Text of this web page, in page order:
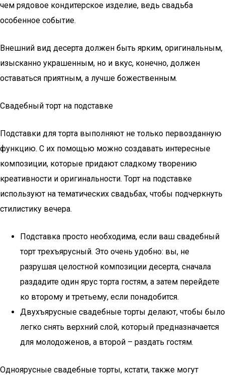
чем рядовое кондитерское изделие, ведь свадьба
особенное событие.
Внешний вид десерта должен быть ярким, оригинальным,
изысканно украшенным, но и вкус, конечно, должен
оставаться приятным, а лучше божественным.
Свадебный торт на подставке
Подставки для торта выполняют не только первозданную
функцию. С их помощью можно создавать интересные
композиции, которые придают сладкому творению
креативности и оригинальности. Торт на подставке
используют на тематических свадьбах, чтобы подчеркнуть
стилистику вечера.
Подставка просто необходима, если ваш свадебный
торт трехъярусный. Это очень удобно: вы, не
разрушая целостной композиции десерта, сначала
раздадите один ярус торта гостям, а затем перейдете
ко второму и третьему, если понадобится.
Двухъярусные свадебные торты делают, чтобы было
легко снять верхний слой, который предназначается
для молодоженов, а второй – раздать гостям.
Одноярусные свадебные торты, кстати, также могут